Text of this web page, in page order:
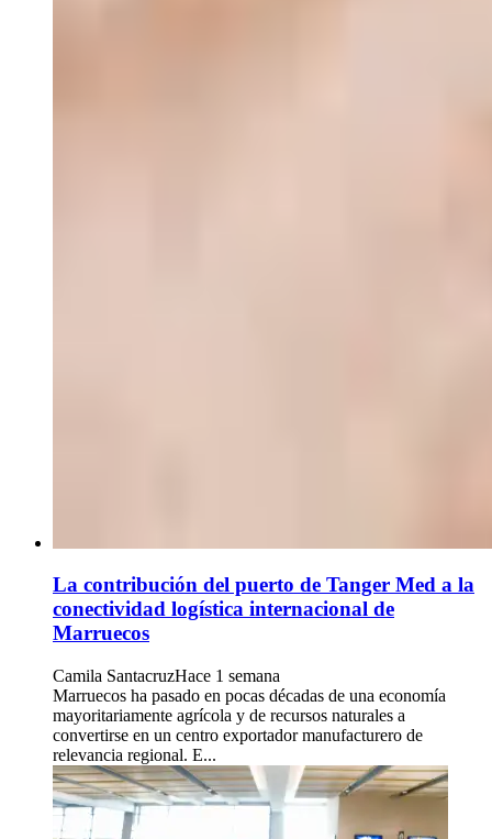
La contribución del puerto de Tanger Med a la
conectividad logística internacional de
Marruecos
Camila SantacruzHace 1 semana
Marruecos ha pasado en pocas décadas de una economía
mayoritariamente agrícola y de recursos naturales a
convertirse en un centro exportador manufacturero de
relevancia regional. E...